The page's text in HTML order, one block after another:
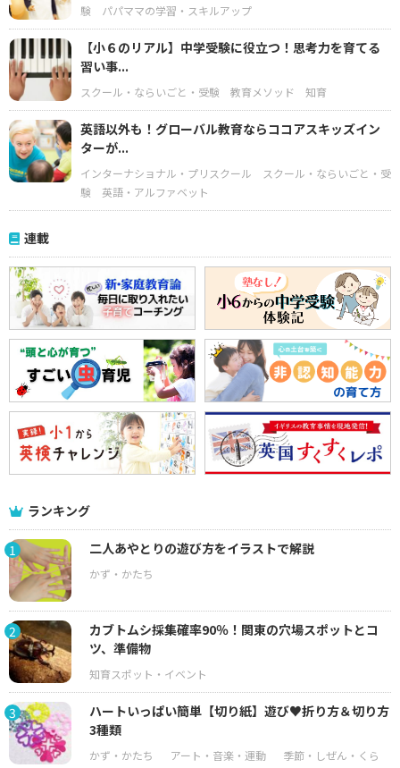
験
パパママの学習・スキルアップ
【小６のリアル】中学受験に役立つ！思考力を育てる
習い事...
スクール・ならいごと・受験 教育メソッド 知育
英語以外も！グローバル教育ならココアスキッズイン
ターが...
インターナショナル・プリスクール
スクール・ならいごと・受
験
英語・アルファベット
連載
ランキング
1 二人あやとりの遊び方をイラストで解説
2
カブトムシ採集確率90％！関東の穴場スポットとコ
ツ、準備物
3
ハートいっぱい簡単【切り紙】遊び♥折り方＆切り方
3種類